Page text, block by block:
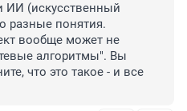
ИИ (искусственный
разные понятия.
вообще может не
алгоритмы". Вы
что это такое - и все